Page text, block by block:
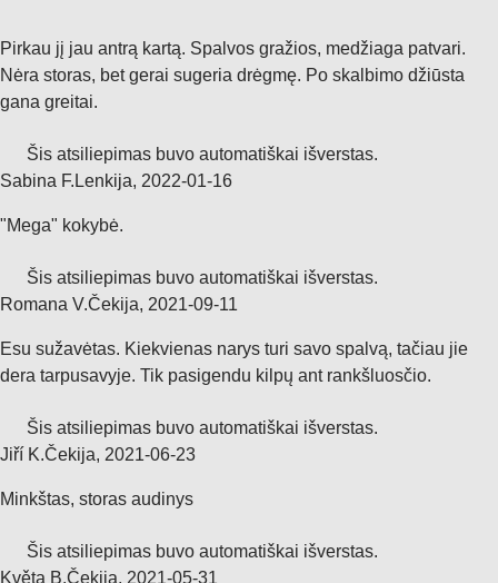
Pirkau jį jau antrą kartą. Spalvos gražios, medžiaga patvari.
Nėra storas, bet gerai sugeria drėgmę. Po skalbimo džiūsta
gana greitai.
Šis atsiliepimas buvo automatiškai išverstas.
Sabina F. Lenkija, 2022‑01‑16
"Mega" kokybė.
Šis atsiliepimas buvo automatiškai išverstas.
Romana V.Čekija, 2021‑09‑11
Esu sužavėtas. Kiekvienas narys turi savo spalvą, tačiau jie
dera tarpusavyje. Tik pasigendu kilpų ant rankšluosčio.
Šis atsiliepimas buvo automatiškai išverstas.
Jiří K.Čekija, 2021‑06‑23
Minkštas, storas audinys
Šis atsiliepimas buvo automatiškai išverstas.
Květa B.Čekija, 2021‑05‑31